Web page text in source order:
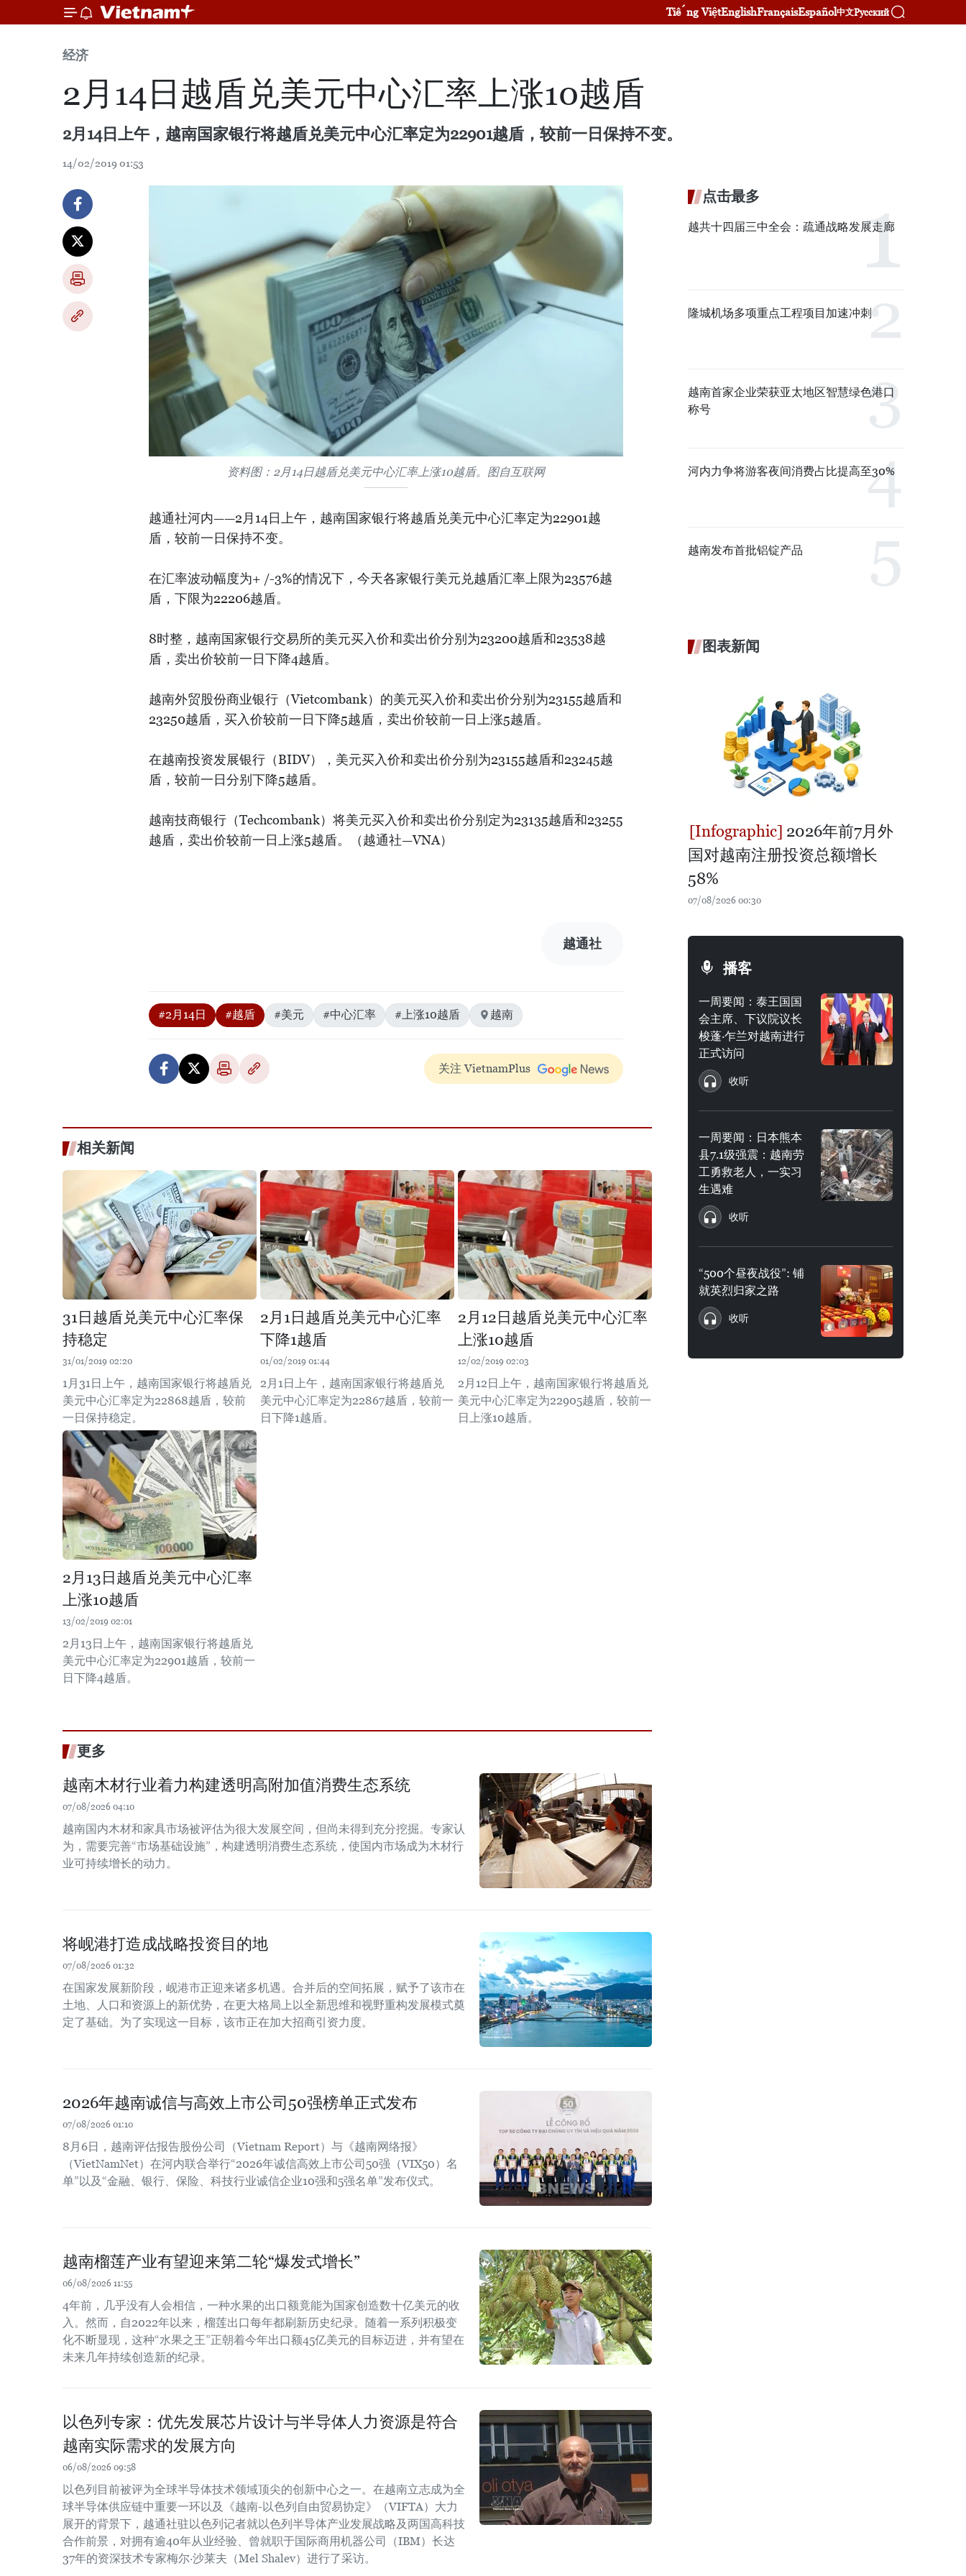
Tiếng ViệtEnglishFrançaisEspañol中文Русский
经济
2月14日越盾兑美元中心汇率上涨10越盾
2月14日上午，越南国家银行将越盾兑美元中心汇率定为22901越盾，较前一日保持不变。
14/02/2019 01:53
资料图：2月14日越盾兑美元中心汇率上涨10越盾。图自互联网
越通社河内——2月14日上午，越南国家银行将越盾兑美元中心汇率定为22901越
盾，较前一日保持不变。
在汇率波动幅度为+ /-3%的情况下，今天各家银行美元兑越盾汇率上限为23576越
盾，下限为22206越盾。
8时整，越南国家银行交易所的美元买入价和卖出价分别为23200越盾和23538越
盾，卖出价较前一日下降4越盾。
越南外贸股份商业银行（Vietcombank）的美元买入价和卖出价分别为23155越盾和
23250越盾，买入价较前一日下降5越盾，卖出价较前一日上涨5越盾。
在越南投资发展银行（BIDV），美元买入价和卖出价分别为23155越盾和23245越
盾，较前一日分别下降5越盾。
越南技商银行（Techcombank）将美元买入价和卖出价分别定为23135越盾和23255
越盾，卖出价较前一日上涨5越盾。（越通社—VNA）
越通社
#2月14日 #越盾 #美元 #中心汇率 #上涨10越盾 越南
关注 VietnamPlus
相关新闻
31日越盾兑美元中心汇率保
持稳定
31/01/2019 02:20
1月31日上午，越南国家银行将越盾兑
美元中心汇率定为22868越盾，较前
一日保持稳定。
2月1日越盾兑美元中心汇率
下降1越盾
01/02/2019 01:44
2月1日上午，越南国家银行将越盾兑
美元中心汇率定为22867越盾，较前一
日下降1越盾。
2月12日越盾兑美元中心汇率
上涨10越盾
12/02/2019 02:03
2月12日上午，越南国家银行将越盾兑
美元中心汇率定为22905越盾，较前一
日上涨10越盾。
2月13日越盾兑美元中心汇率
上涨10越盾
13/02/2019 02:01
2月13日上午，越南国家银行将越盾兑
美元中心汇率定为22901越盾，较前一
日下降4越盾。
更多
越南木材行业着力构建透明高附加值消费生态系统
07/08/2026 04:10
越南国内木材和家具市场被评估为很大发展空间，但尚未得到充分挖掘。专家认
为，需要完善“市场基础设施”，构建透明消费生态系统，使国内市场成为木材行
业可持续增长的动力。
将岘港打造成战略投资目的地
07/08/2026 01:32
在国家发展新阶段，岘港市正迎来诸多机遇。合并后的空间拓展，赋予了该市在
土地、人口和资源上的新优势，在更大格局上以全新思维和视野重构发展模式奠
定了基础。为了实现这一目标，该市正在加大招商引资力度。
2026年越南诚信与高效上市公司50强榜单正式发布
07/08/2026 01:10
8月6日，越南评估报告股份公司（Vietnam Report）与《越南网络报》
（VietNamNet）在河内联合举行“2026年诚信高效上市公司50强（VIX50）名
单”以及“金融、银行、保险、科技行业诚信企业10强和5强名单”发布仪式。
越南榴莲产业有望迎来第二轮“爆发式增长”
06/08/2026 11:55
4年前，几乎没有人会相信，一种水果的出口额竟能为国家创造数十亿美元的收
入。然而，自2022年以来，榴莲出口每年都刷新历史纪录。随着一系列积极变
化不断显现，这种“水果之王”正朝着今年出口额45亿美元的目标迈进，并有望在
未来几年持续创造新的纪录。
以色列专家：优先发展芯片设计与半导体人力资源是符合
越南实际需求的发展方向
06/08/2026 09:58
以色列目前被评为全球半导体技术领域顶尖的创新中心之一。在越南立志成为全
球半导体供应链中重要一环以及《越南-以色列自由贸易协定》（VIFTA）大力
展开的背景下，越通社驻以色列记者就以色列半导体产业发展战略及两国高科技
合作前景，对拥有逾40年从业经验、曾就职于国际商用机器公司（IBM）长达
37年的资深技术专家梅尔·沙莱夫（Mel Shalev）进行了采访。
点击最多
越共十四届三中全会：疏通战略发展走廊
隆城机场多项重点工程项目加速冲刺
越南首家企业荣获亚太地区智慧绿色港口
称号
河内力争将游客夜间消费占比提高至30%
越南发布首批铝锭产品
图表新闻
2026年前7月外
国对越南注册投资总额增长
58%
07/08/2026 00:30
播客
一周要闻：泰王国国
会主席、下议院议长
梭蓬·乍兰对越南进行
正式访问
收听
一周要闻：日本熊本
县7.1级强震：越南劳
工勇救老人，一实习
生遇难
收听
“500个昼夜战役”: 铺
就英烈归家之路
收听